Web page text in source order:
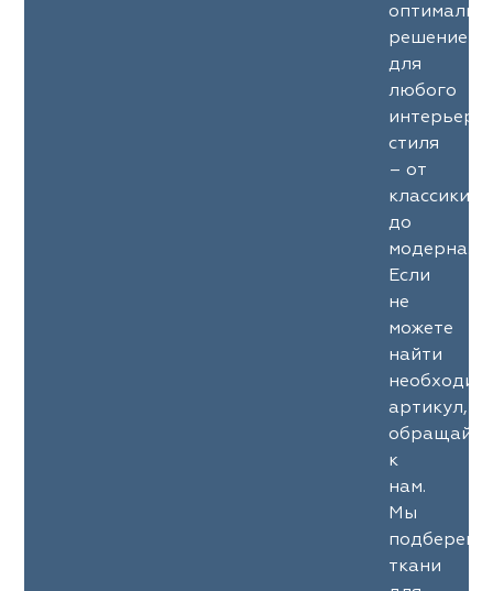
решение
для
любого
стиля
– от
классики
до
модерна.
Если
не
можете
найти
артикул,
к
нам.
Мы
подберем
ткани